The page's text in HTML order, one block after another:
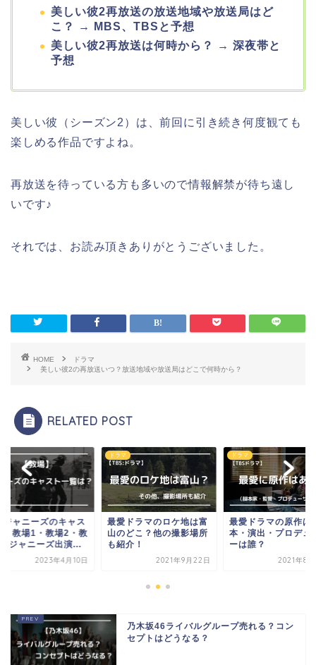
美しい彼2再放送の放送地域や放送局はど
こ？ → MBS、TBSと予想
美しい彼2再放送は何時から？ → 深夜帯と
予想
美しい彼（シーズン2）は、前回に引き続き何度観ても
楽しめる作品ですよね。
再放送を待っている方も多いので情報解禁が待ち遠し
いです♪
それでは、お読み頂きありがとうございました。
HOME
ドラマ
美しい彼2の再放送いつ？放送地域や放送局はどこで何時から？
RELATED POST
ジャニーズのキャス
？教場1・教場2・教
ジャニーズ出演...
2023年4月10日
ドラマ
最愛ドラマのロケ地は富
山のどこ？他の撮影場所
も紹介！
2021年9月22日
ドラマ
最愛ドラマの原作は
本・演出・プロデュ
ーは誰？
2021年8
乃木坂46ライバルグループ売れる？コン
セプトはどうなる？